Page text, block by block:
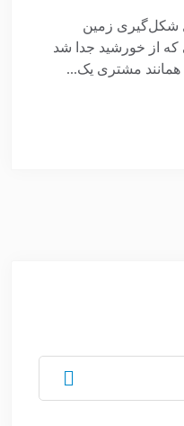
شکل‌گیری زمین
از خورشید جدا شد
مشتری یک...